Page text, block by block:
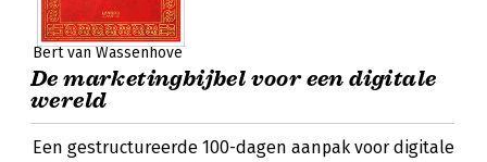
Bert van Wassenhove
De marketingbijbel voor een digitale
wereld
Een gestructureerde 100-dagen aanpak voor digitale